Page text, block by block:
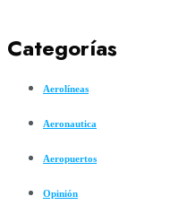
Categorías
Aerolíneas
Aeronautica
Aeropuertos
Opinión